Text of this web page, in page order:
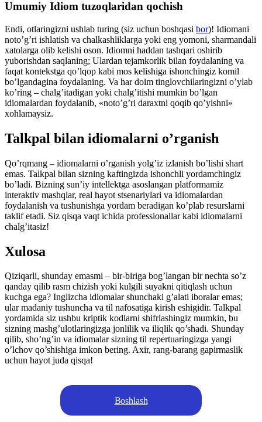
Umumiy Idiom tuzoqlaridan qochish
Endi, otlaringizni ushlab turing (siz uchun boshqasi bor)! Idiomani
noto’g’ri ishlatish va chalkashliklarga yoki eng yomoni, sharmandali
xatolarga olib kelishi oson. Idiomni haddan tashqari oshirib
yuborishdan saqlaning; Ulardan tejamkorlik bilan foydalaning va
faqat kontekstga qo’lqop kabi mos kelishiga ishonchingiz komil
bo’lgandagina foydalaning. Va har doim tinglovchilaringizni o’ylab
ko’ring – chalg’itadigan yoki chalg’itishi mumkin bo’lgan
idiomalardan foydalanib, «noto’g’ri daraxtni qoqib qo’yishni»
xohlamaysiz.
Talkpal bilan idiomalarni o’rganish
Qo’rqmang – idiomalarni o’rganish yolg’iz izlanish bo’lishi shart
emas. Talkpal bilan sizning kaftingizda ishonchli yordamchingiz
bo’ladi. Bizning sun’iy intellektga asoslangan platformamiz
interaktiv mashqlar, real hayot stsenariylari va idiomalardan
foydalanish va tushunishga yordam beradigan ko’plab resurslarni
taklif etadi. Siz qisqa vaqt ichida professionallar kabi idiomalarni
chalg’itasiz!
Xulosa
Qiziqarli, shunday emasmi – bir-biriga bog’langan bir nechta so’z
qanday qilib rasm chizish yoki kulgili suyakni qitiqlash uchun
kuchga ega? Inglizcha idiomalar shunchaki g’alati iboralar emas;
ular madaniy tushuncha va til nafosatiga kirish eshigidir. Talkpal
yordamida siz ushbu kriptik kodlarni shifrlashingiz mumkin, bu
sizning mashg’ulotlaringizga jonlilik va iliqlik qo’shadi. Shunday
qilib, sho’ng’in va idiomalar sizning til repertuaringizga yangi
o’lchov qo’shishiga imkon bering. Axir, rang-barang gapirmaslik
uchun hayot juda qisqa!
Boshlash